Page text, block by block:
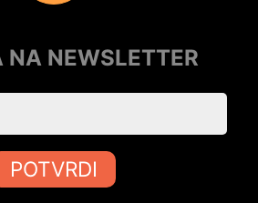
NA NEWSLETTER
POTVRDI